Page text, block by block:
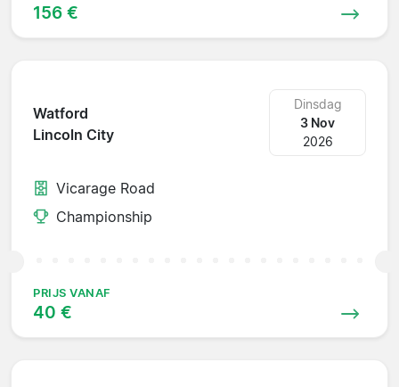
156 €
Watford
Lincoln City
Dinsdag
3 Nov
2026
Vicarage Road
Championship
PRIJS VANAF
40 €